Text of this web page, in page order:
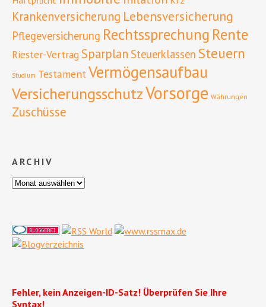
Krankenversicherung Lebensversicherung
Pflegeversicherung Rechtssprechung Rente
Riester-Vertrag Sparplan Steuerklassen Steuern
Studium TestamentVermögensaufbau
VersicherungsschutzVorsorge Währungen
Zuschüsse
ARCHIV
Fehler, kein Anzeigen-ID-Satz! Überprüfen Sie Ihre
Syntax!